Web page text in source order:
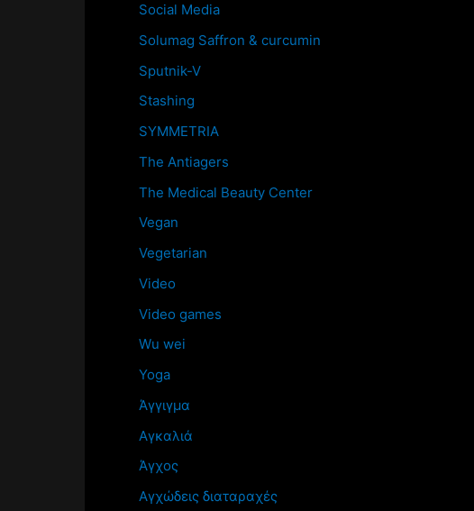
Social Media
Solumag Saffron & curcumin
Sputnik-V
Stashing
SYMMETRIA
The Antiagers
The Medical Beauty Center
Vegan
Vegetarian
Video
Video games
Wu wei
Yoga
Άγγιγμα
Αγκαλιά
Άγχος
Αγχώδεις διαταραχές